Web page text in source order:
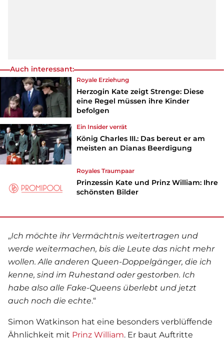
Auch interessant:
Royale Erziehung
Herzogin Kate zeigt Strenge: Diese
eine Regel müssen ihre Kinder
befolgen
Ein Insider verrät
König Charles III.: Das bereut er am
meisten an Dianas Beerdigung
Royales Traumpaar
Prinzessin Kate und Prinz William: Ihre
schönsten Bilder
„Ich möchte ihr Vermächtnis weitertragen und
werde weitermachen, bis die Leute das nicht mehr
wollen. Alle anderen Queen-Doppelgänger, die ich
kenne, sind im Ruhestand oder gestorben. Ich
habe also alle Fake-Queens überlebt und jetzt
auch noch die echte.“
Simon Watkinson hat eine besonders verblüffende
Ähnlichkeit mit Prinz William. Er baut Auftritte